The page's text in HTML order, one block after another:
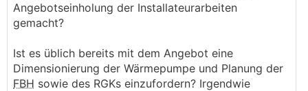
Angebotseinholung der Installateurarbeiten
gemacht?
Ist es üblich bereits mit dem Angebot eine
Dimensionierung der Wärmepumpe und Planung der
FBH sowie des RGKs einzufordern? Irgendwie